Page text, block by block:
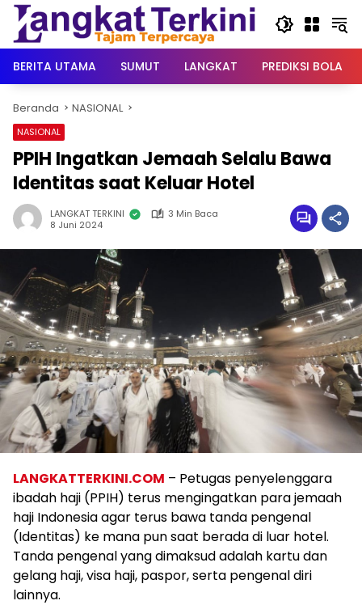
Langsung
konten
BERITA UTAMA
SUMUT LANGKAT PREDIKSI BOLA
Beranda NASIONAL
NASIONAL
PPIH Ingatkan Jemaah Selalu Bawa
Identitas saat Keluar Hotel
LANGKAT TERKINI
3 Min Baca
8 Juni 2024
LANGKATTERKINI.COM – Petugas penyelenggara
ibadah haji (PPIH) terus mengingatkan para jemaah
haji Indonesia agar terus bawa tanda pengenal
(Identitas) ke mana pun saat berada di luar hotel.
Tanda pengenal yang dimaksud adalah kartu dan
gelang haji, visa haji, paspor, serta pengenal diri
lainnya.